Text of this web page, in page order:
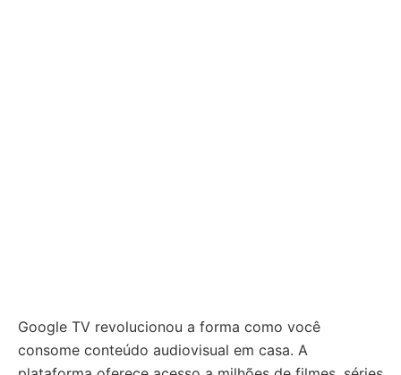
Google TV revolucionou a forma como você
consome conteúdo audiovisual em casa. A